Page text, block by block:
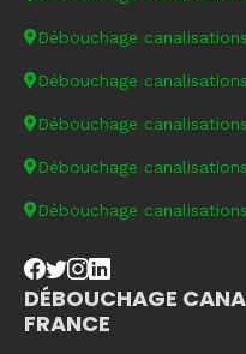
Débouchage
Débouchage
Débouchage
Débouchage
Débouchage
DÉBOUCHAGE
FRANCE